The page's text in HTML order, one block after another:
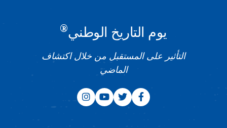
يوم التاريخ الوطني®
التأثير على المستقبل من خلال اكتشاف
الماضي